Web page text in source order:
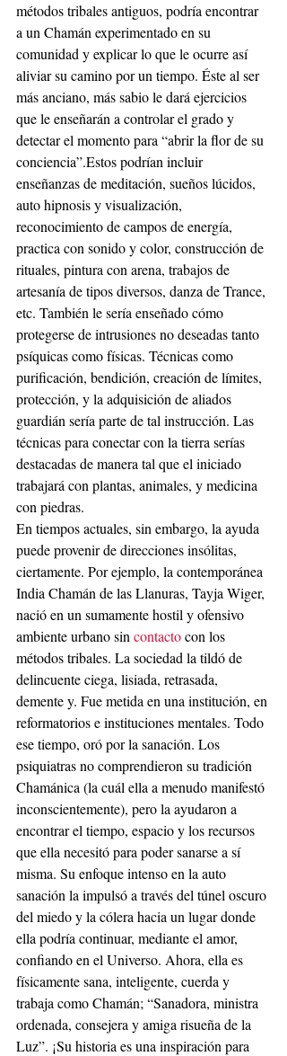
métodos tribales antiguos, podría encontrar
a un Chamán experimentado en su
comunidad y explicar lo que le ocurre así
aliviar su camino por un tiempo. Éste al ser
más anciano, más sabio le dará ejercicios
que le enseñarán a controlar el grado y
detectar el momento para “abrir la flor de su
conciencia”.Estos podrían incluir
enseñanzas de meditación, sueños lúcidos,
auto hipnosis y visualización,
reconocimiento de campos de energía,
practica con sonido y color, construcción de
rituales, pintura con arena, trabajos de
artesanía de tipos diversos, danza de Trance,
etc. También le sería enseñado cómo
protegerse de intrusiones no deseadas tanto
psíquicas como físicas. Técnicas como
purificación, bendición, creación de límites,
protección, y la adquisición de aliados
guardián sería parte de tal instrucción. Las
técnicas para conectar con la tierra serías
destacadas de manera tal que el iniciado
trabajará con plantas, animales, y medicina
con piedras.
En tiempos actuales, sin embargo, la ayuda
puede provenir de direcciones insólitas,
ciertamente. Por ejemplo, la contemporánea
India Chamán de las Llanuras, Tayja Wiger,
nació en un sumamente hostil y ofensivo
ambiente urbano sin contacto con los
métodos tribales. La sociedad la tildó de
delincuente ciega, lisiada, retrasada,
demente y. Fue metida en una institución, en
reformatorios e instituciones mentales. Todo
ese tiempo, oró por la sanación. Los
psiquiatras no comprendieron su tradición
Chamánica (la cuál ella a menudo manifestó
inconscientemente), pero la ayudaron a
encontrar el tiempo, espacio y los recursos
que ella necesitó para poder sanarse a sí
misma. Su enfoque intenso en la auto
sanación la impulsó a través del túnel oscuro
del miedo y la cólera hacia un lugar donde
ella podría continuar, mediante el amor,
confiando en el Universo. Ahora, ella es
físicamente sana, inteligente, cuerda y
trabaja como Chamán; “Sanadora, ministra
ordenada, consejera y amiga risueña de la
Luz”. ¡Su historia es una inspiración para